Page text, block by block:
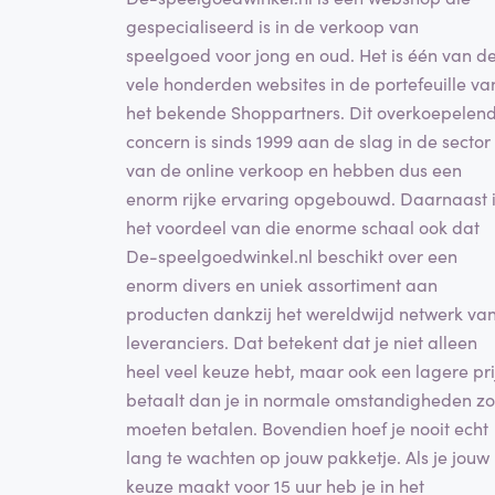
gespecialiseerd is in de verkoop van
speelgoed voor jong en oud. Het is één van
vele honderden websites in de portefeuille
het bekende Shoppartners. Dit overkoepelend
concern is sinds 1999 aan de slag in de sector
van de online verkoop en hebben dus een
enorm rijke ervaring opgebouwd. Daarnaast
het voordeel van die enorme schaal ook dat
De-speelgoedwinkel.nl beschikt over een
enorm divers en uniek assortiment aan
producten dankzij het wereldwijd netwerk van
leveranciers. Dat betekent dat je niet alleen
heel veel keuze hebt, maar ook een lagere
betaalt dan je in normale omstandigheden
moeten betalen. Bovendien hoef je nooit echt
lang te wachten op jouw pakketje. Als je jouw
keuze maakt voor 15 uur heb je in het